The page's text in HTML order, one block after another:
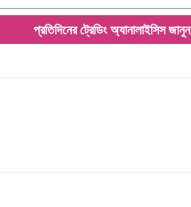
প্রতিদিনের ট্রেডিং অ্যানালাইসিস জানুন